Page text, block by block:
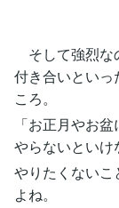
そして強烈な
付き合いといっ
ころ。
「お正月やお
やらないといけ
やりたくない
よね。